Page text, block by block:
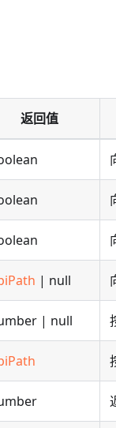
返回值
| null
| null